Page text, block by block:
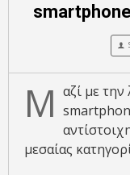
Μ αζί με
μεσαίας